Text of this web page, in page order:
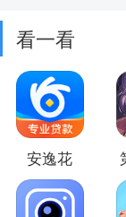
看一看
安逸花